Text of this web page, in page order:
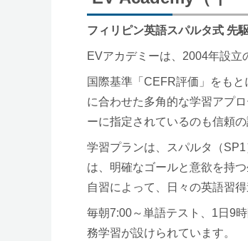
フィリピン英語スパルタ式 先
EVアカデミーは、2004年設立
国際基準「CEFR評価」をも
に合わせた多角的な学習アプ
ーに指定されているのも信頼の
学習プランは、スパルタ（
は、明確なゴールと意欲を持
自習によって、日々の英語習得
毎朝7:00～単語テスト、1日9
務学習が設けられています。